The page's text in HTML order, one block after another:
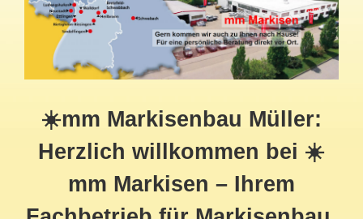
☀️mm Markisenbau Müller:
Herzlich willkommen bei ☀️
mm Markisen – Ihrem